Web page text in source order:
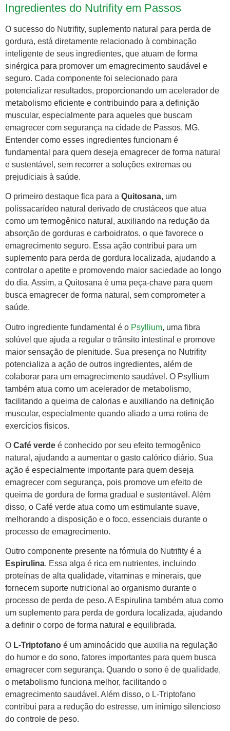
Ingredientes do Nutrifity em Passos
O sucesso do Nutrifity, suplemento natural para perda de
gordura, está diretamente relacionado à combinação
inteligente de seus ingredientes, que atuam de forma
sinérgica para promover um emagrecimento saudável e
seguro. Cada componente foi selecionado para
potencializar resultados, proporcionando um acelerador de
metabolismo eficiente e contribuindo para a definição
muscular, especialmente para aqueles que buscam
emagrecer com segurança na cidade de Passos, MG.
Entender como esses ingredientes funcionam é
fundamental para quem deseja emagrecer de forma natural
e sustentável, sem recorrer a soluções extremas ou
prejudiciais à saúde.
O primeiro destaque fica para a Quitosana, um
polissacarídeo natural derivado de crustáceos que atua
como um termogênico natural, auxiliando na redução da
absorção de gorduras e carboidratos, o que favorece o
emagrecimento seguro. Essa ação contribui para um
suplemento para perda de gordura localizada, ajudando a
controlar o apetite e promovendo maior saciedade ao longo
do dia. Assim, a Quitosana é uma peça-chave para quem
busca emagrecer de forma natural, sem comprometer a
saúde.
Outro ingrediente fundamental é o Psyllium, uma fibra
solúvel que ajuda a regular o trânsito intestinal e promove
maior sensação de plenitude. Sua presença no Nutrifity
potencializa a ação de outros ingredientes, além de
colaborar para um emagrecimento saudável. O Psyllium
também atua como um acelerador de metabolismo,
facilitando a queima de calorias e auxiliando na definição
muscular, especialmente quando aliado a uma rotina de
exercícios físicos.
O Café verde é conhecido por seu efeito termogênico
natural, ajudando a aumentar o gasto calórico diário. Sua
ação é especialmente importante para quem deseja
emagrecer com segurança, pois promove um efeito de
queima de gordura de forma gradual e sustentável. Além
disso, o Café verde atua como um estimulante suave,
melhorando a disposição e o foco, essenciais durante o
processo de emagrecimento.
Outro componente presente na fórmula do Nutrifity é a
Espirulina. Essa alga é rica em nutrientes, incluindo
proteínas de alta qualidade, vitaminas e minerais, que
fornecem suporte nutricional ao organismo durante o
processo de perda de peso. A Espirulina também atua como
um suplemento para perda de gordura localizada, ajudando
a definir o corpo de forma natural e equilibrada.
O L-Triptofano é um aminoácido que auxilia na regulação
do humor e do sono, fatores importantes para quem busca
emagrecer com segurança. Quando o sono é de qualidade,
o metabolismo funciona melhor, facilitando o
emagrecimento saudável. Além disso, o L-Triptofano
contribui para a redução do estresse, um inimigo silencioso
do controle de peso.